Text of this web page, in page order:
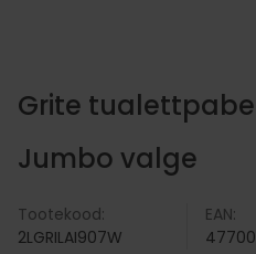
Grite
Jumbo valge
Tootekood:
2LGRILAI907W
EAN: